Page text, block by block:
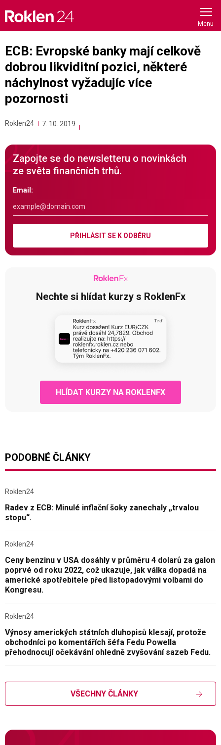
content
ECB: Evropské banky mají celkově
dobrou likviditní pozici, některé
náchylnost vyžadujíc více
pozornosti
Roklen24 7. 10. 2019
Zapojte se do newsletteru o novinkách
ze světa finančních trhů.
Email:
PŘIHLÁSIT SE K ODBĚRU
Nechte si hlídat kurzy s RoklenFx
HLÍDAT KURZY NA ROKLENFX
PODOBNÉ ČLÁNKY
Roklen24
Radev z ECB: Minulé inflační šoky zanechaly „trvalou
stopu“.
Roklen24
Ceny benzinu v USA dosáhly v průměru 4 dolarů za galon
poprvé od roku 2022, což ukazuje, jak válka dopadá na
americké spotřebitele před listopadovými volbami do
Kongresu.
Roklen24
Výnosy amerických státních dluhopisů klesají, protože
obchodníci po komentářích šéfa Fedu Powella
přehodnocují očekávání ohledně zvyšování sazeb Fedu.
VŠECHNY ČLÁNKY